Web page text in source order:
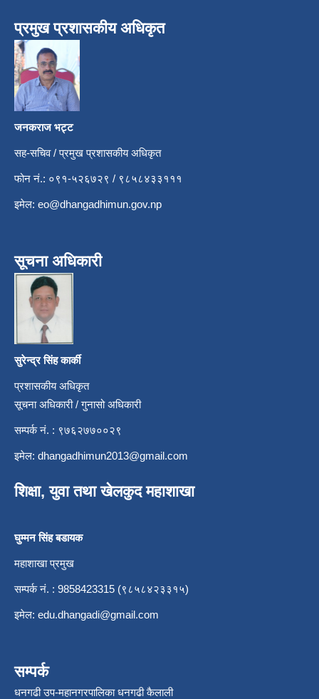
प्रमुख प्रशासकीय अधिकृत
जनकराज भट्ट
सह-सचिव / प्रमुख प्रशासकीय अधिकृत
फोन नं.: ०९१-५२६७२९ / ९८५८४३३१११
इमेल: eo@dhangadhimun.gov.np
सूचना अधिकारी
सुरेन्द्र सिंह कार्की
प्रशासकीय अधिकृत
सूचना अधिकारी / गुनासो अधिकारी
सम्पर्क नं. : ९७६२७७००२९
इमेल: dhangadhimun2013@gmail.com
शिक्षा, युवा तथा खेलकुद महाशाखा
घुम्मन सिंह बडायक
महाशाखा प्रमुख
सम्पर्क नं. : 9858423315 (९८५८४२३३१५)
इमेल: edu.dhangadi@gmail.com
सम्पर्क
धनगढी उप-महानगरपालिका धनगढी कैलाली